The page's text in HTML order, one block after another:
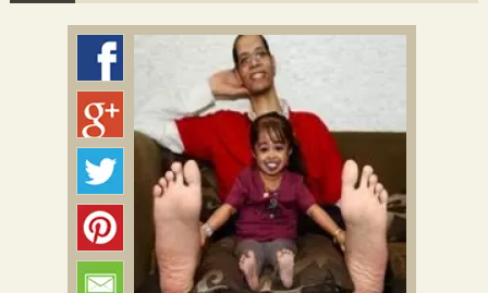
Colmeia Exchange